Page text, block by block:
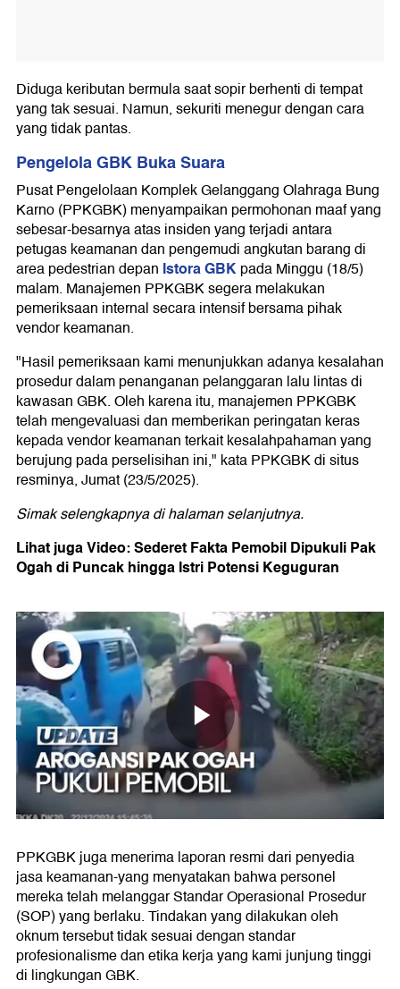
Diduga keributan bermula saat sopir berhenti di tempat
yang tak sesuai. Namun, sekuriti menegur dengan cara
yang tidak pantas.
Pengelola GBK Buka Suara
Pusat Pengelolaan Komplek Gelanggang Olahraga Bung
Karno (PPKGBK) menyampaikan permohonan maaf yang
sebesar-besarnya atas insiden yang terjadi antara
petugas keamanan dan pengemudi angkutan barang di
area pedestrian depan Istora GBKpada Minggu (18/5)
malam. Manajemen PPKGBK segera melakukan
pemeriksaan internal secara intensif bersama pihak
vendor keamanan.
"Hasil pemeriksaan kami menunjukkan adanya kesalahan
prosedur dalam penanganan pelanggaran lalu lintas di
kawasan GBK. Oleh karena itu, manajemen PPKGBK
telah mengevaluasi dan memberikan peringatan keras
kepada vendor keamanan terkait kesalahpahaman yang
berujung pada perselisihan ini," kata PPKGBK di situs
resminya, Jumat (23/5/2025).
Simak selengkapnya di halaman selanjutnya.
Lihat juga Video: Sederet Fakta Pemobil Dipukuli Pak
Ogah di Puncak hingga Istri Potensi Keguguran
PPKGBK juga menerima laporan resmi dari penyedia
jasa keamanan-yang menyatakan bahwa personel
mereka telah melanggar Standar Operasional Prosedur
(SOP) yang berlaku. Tindakan yang dilakukan oleh
oknum tersebut tidak sesuai dengan standar
profesionalisme dan etika kerja yang kami junjung tinggi
di lingkungan GBK.